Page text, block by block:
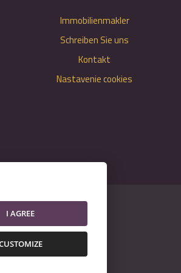
Immobilienmakler
Schreiben Sie uns
Kontakt
Nastavenie cookies
I AGREE